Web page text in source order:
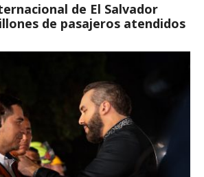
de El Salvador
de pasajeros atendidos